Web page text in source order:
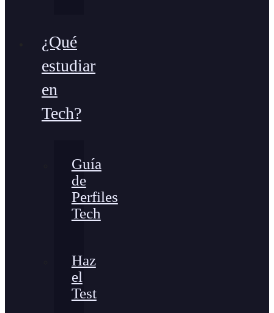
¿Qué
estudiar
en
Tech?
Guía
de
Perfiles
Tech
Haz
el
Test